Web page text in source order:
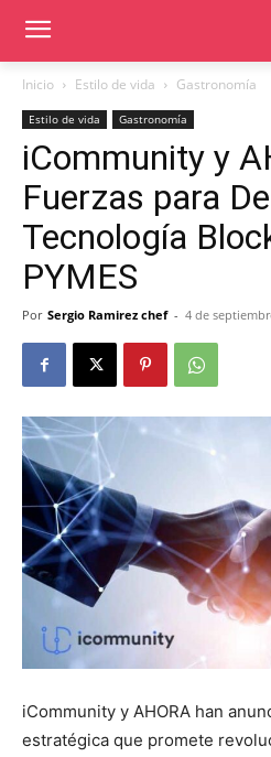
Inicio Estilo de vida Gastronomía
Estilo de vida Gastronomía
iCommunity y
Fuerzas para
Tecnología
PYMES
Por Sergio Ramirez chef - 4 de
iCommunity y AHORA han
estratégica que promete